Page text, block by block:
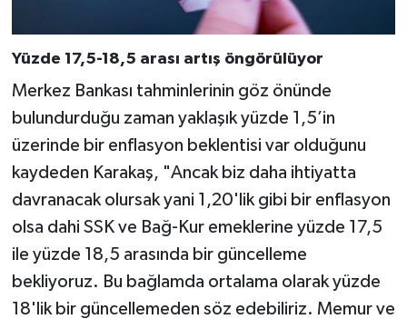
Yüzde 17,5-18,5 arası artış öngörülüyor
Merkez Bankası tahminlerinin göz önünde
bulundurduğu zaman yaklaşık yüzde 1,5’in
üzerinde bir enflasyon beklentisi var olduğunu
kaydeden Karakaş, "Ancak biz daha ihtiyatta
davranacak olursak yani 1,20'lik gibi bir enflasyon
olsa dahi SSK ve Bağ-Kur emeklerine yüzde 17,5
ile yüzde 18,5 arasında bir güncelleme
bekliyoruz. Bu bağlamda ortalama olarak yüzde
18'lik bir güncellemeden söz edebiliriz. Memur ve